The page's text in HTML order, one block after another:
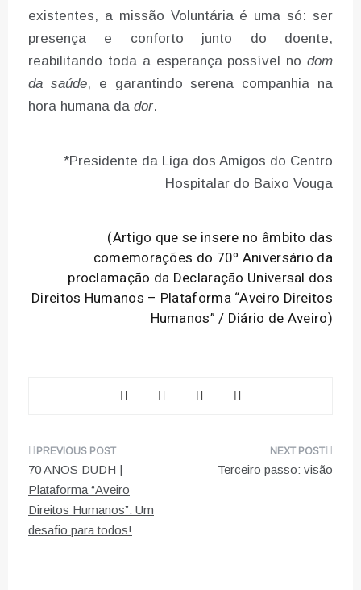
existentes, a missão Voluntária é uma só: ser
presença e conforto junto do doente,
reabilitando toda a esperança possível no dom
da saúde, e garantindo serena companhia na
hora humana da dor.
*Presidente da Liga dos Amigos do Centro
Hospitalar do Baixo Vouga
(Artigo que se insere no âmbito das
comemorações do 70º Aniversário da
proclamação da Declaração Universal dos
Direitos Humanos – Plataforma “Aveiro Direitos
Humanos” / Diário de Aveiro)
Navegação
de
artigos
70 ANOS DUDH |
Plataforma “Aveiro
Direitos Humanos”: Um
desafio para todos!
Terceiro passo: visão